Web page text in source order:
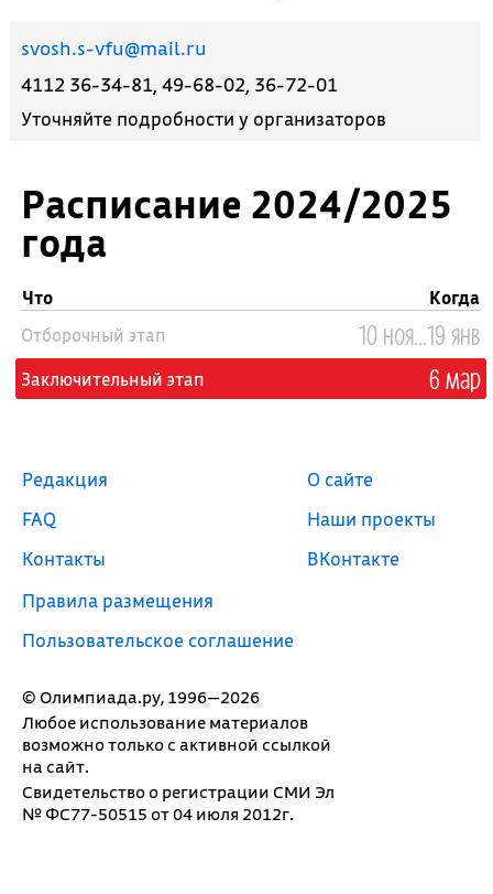
Расписание 2024/2025
года
Что
Когда
Отборочный этап
10 ноя...19 янв
Заключительный этап 6 мар
svosh.s-vfu@mail.ru
4112 36-34-81, 49-68-02, 36-72-01
Уточняйте подробности у организаторов
© Олимпиада.ру, 1996—2026
Любое использование материалов
возможно только с активной ссылкой
на сайт.
Свидетельство о регистрации СМИ Эл
№ ФС77-50515 от 04 июля 2012г.
Редакция
FAQ
Контакты
Правила размещения
Пользовательское соглашение
О сайте
Наши проекты
ВКонтакте